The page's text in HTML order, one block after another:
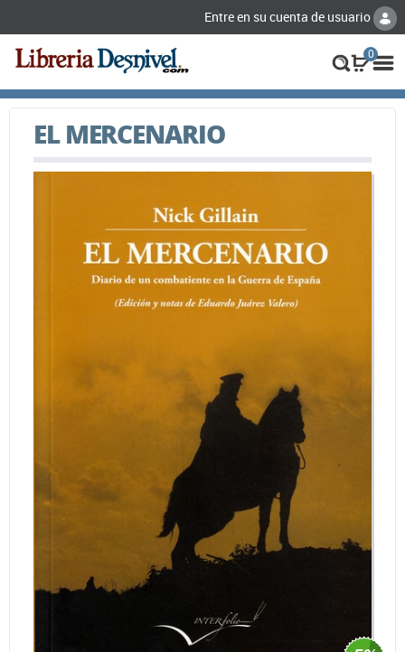
Entre en su cuenta de usuario
0
EL MERCENARIO